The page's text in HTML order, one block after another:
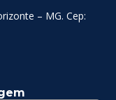
– MG. Cep: